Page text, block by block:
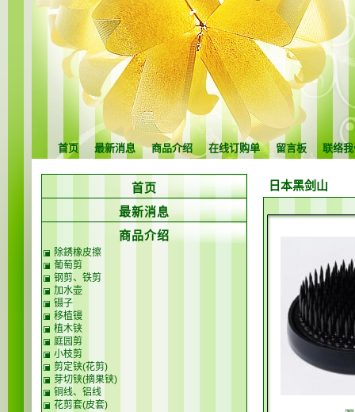
首页 最新消息 商品介绍 在线订购单 留言板 联络
日本黑剑山
首页
最新消息
商品介绍
除銹橡皮擦
葡萄剪
钢剪、铁剪
加水壶
镊子
移植镘
植木铗
庭园剪
小枝剪
剪定铗(花剪)
芽切铗(摘果铗)
铜线、铝线
花剪套(皮套)